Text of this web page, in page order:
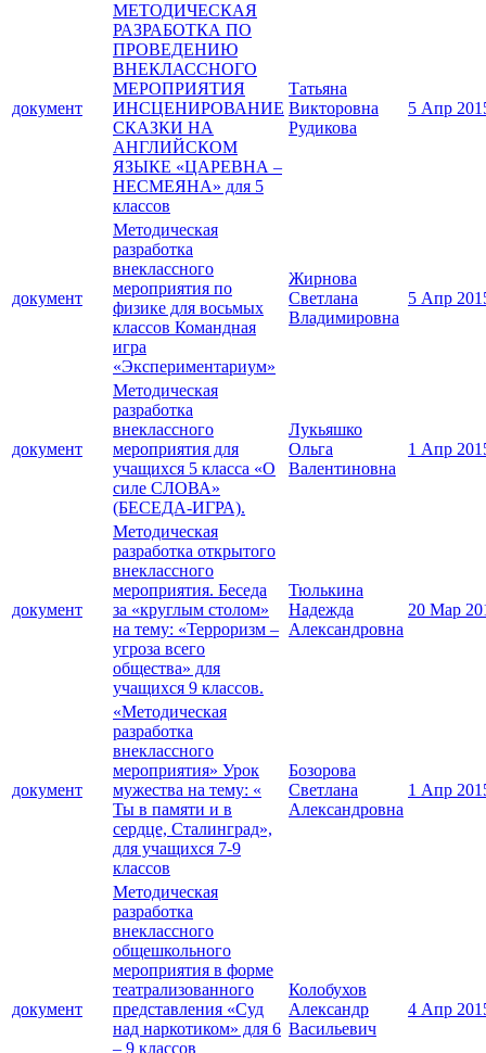
документ
МЕТОДИЧЕСКАЯ
РАЗРАБОТКА ПО
ПРОВЕДЕНИЮ
ВНЕКЛАССНОГО
МЕРОПРИЯТИЯ
ИНСЦЕНИРОВАНИЕ
СКАЗКИ НА
АНГЛИЙСКОМ
ЯЗЫКЕ «ЦАРЕВНА –
НЕСМЕЯНА» для 5
классов
Татьяна
Викторовна
Рудикова
5 Апр
документ
Методическая
разработка
внеклассного
мероприятия по
физике для восьмых
классов Командная
игра
«Экспериментариум»
Жирнова
Светлана
Владимировна
5 Апр
документ
Методическая
разработка
внеклассного
мероприятия для
учащихся 5 класса «О
силе СЛОВА»
(БЕСЕДА-ИГРА).
Лукьяшко
Ольга
Валентиновна
1 Апр
документ
Методическая
разработка открытого
внеклассного
мероприятия. Беседа
за «круглым столом»
на тему: «Терроризм –
угроза всего
общества» для
учащихся 9 классов.
Тюлькина
Надежда
Александровна
20 Мар
документ
«Методическая
разработка
внеклассного
мероприятия» Урок
мужества на тему: «
Ты в памяти и в
сердце, Сталинград»,
для учащихся 7-9
классов
Бозорова
Светлана
Александровна
1 Апр
документ
Методическая
разработка
внеклассного
общешкольного
мероприятия в форме
театрализованного
представления «Суд
над наркотиком» для 6
– 9 классов
Колобухов
Александр
Васильевич
4 Апр